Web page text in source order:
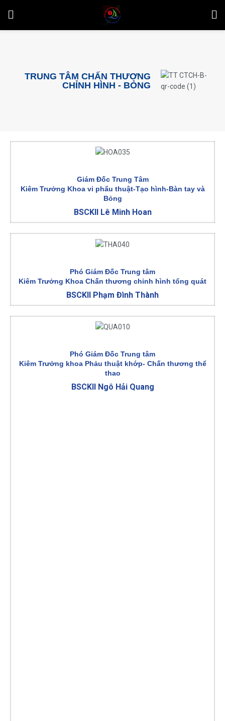
TRUNG TÂM CHẤN THƯƠNG
CHỈNH HÌNH - BỎNG
Giám Đốc Trung Tâm
Kiêm Trưởng Khoa vi phẩu thuật-Tạo hình-Bàn tay và
Bỏng
BSCKII Lê Minh Hoan
Phó Giám Đốc Trung tâm
Kiêm Trưởng Khoa Chấn thương chỉnh hình tổng quát
BSCKII Phạm Đình Thành
Phó Giám Đốc Trung tâm
Kiêm Trưởng khoa Phảu thuật khớp- Chấn thương thể
thao
BSCKII Ngô Hải Quang